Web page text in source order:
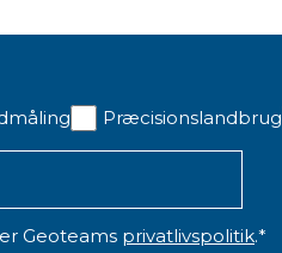
Præcisionslandbrug
Geoteams privatlivspolitik.*